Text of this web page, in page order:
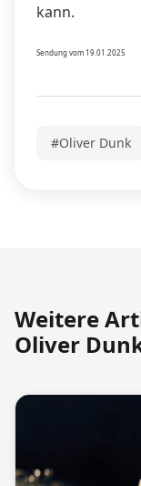
kann.
Sendung vom 19.01.2025
#Oliver Dunk
Weitere
Oliver